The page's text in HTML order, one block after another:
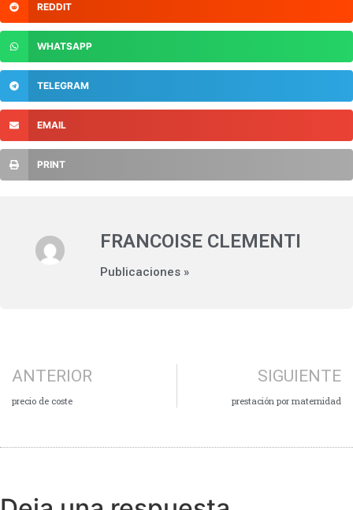
REDDIT
WHATSAPP
TELEGRAM
EMAIL
PRINT
FRANCOISE CLEMENTI
Publicaciones »
ANTERIOR
precio de coste
SIGUIENTE
prestación por maternidad